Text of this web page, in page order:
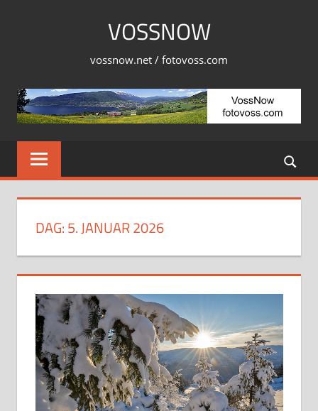
VOSSNOW
vossnow.net / fotovoss.com
DAG:5. JANUAR 2026